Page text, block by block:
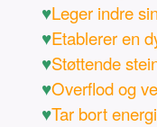
♥Leger indre
♥Etablerer en
♥Støttende
♥Overflod og
♥Tar bort